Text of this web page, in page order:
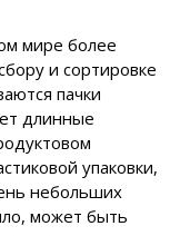
мире более
и сортировке
пачки
длинные
упаковки,
небольших
может быть